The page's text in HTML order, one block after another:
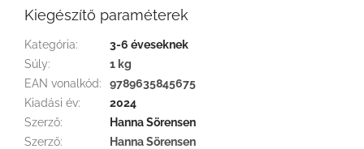
Kiegészítő paraméterek
Kategória:
3-6 éveseknek
Súly:
1 kg
EAN vonalkód:
9789635845675
Kiadási év:
2024
Szerző:
Hanna Sörensen
Szerző:
Hanna Sörensen